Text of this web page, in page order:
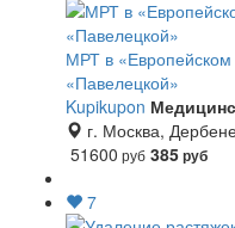
МРТ в «Европейском
«Павелецкой»
Kupikupon
г. Москва,
51600 руб 385руб
7